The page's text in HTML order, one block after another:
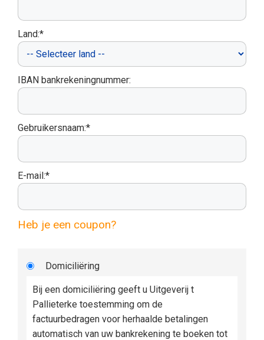
Land:*
IBAN bankrekeningnummer:
Gebruikersnaam:*
E-mail:*
Heb je een coupon?
Domiciliëring
Bij een domiciliëring geeft u Uitgeverij t
Pallieterke toestemming om de
factuurbedragen voor herhaalde betalingen
automatisch van uw bankrekening te boeken tot